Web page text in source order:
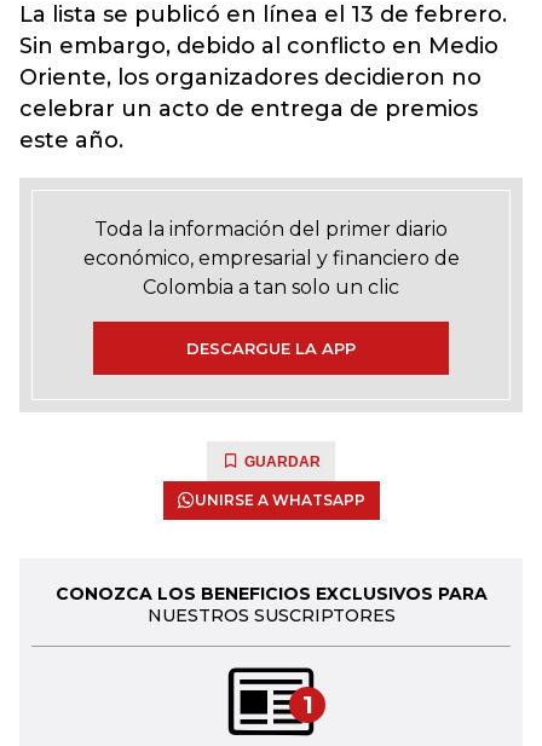
La lista se publicó en línea el 13 de febrero.
Sin embargo, debido al conflicto en Medio
Oriente, los organizadores decidieron no
celebrar un acto de entrega de premios
este año.
Toda la información del primer diario
económico, empresarial y financiero de
Colombia a tan solo un clic
DESCARGUE LA APP
GUARDAR
UNIRSE A WHATSAPP
CONOZCA LOS BENEFICIOS EXCLUSIVOS PARA
NUESTROS SUSCRIPTORES
1